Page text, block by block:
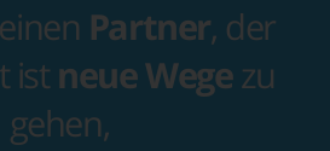
Partner, der
ist neue Wegezu
gehen,